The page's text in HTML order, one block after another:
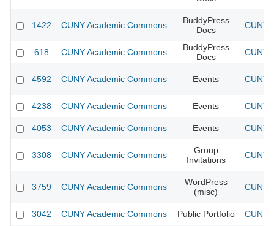
1422 CUNY Academic Commons
BuddyPress
Docs
CUNY
618 CUNY Academic Commons
BuddyPress
Docs
CUNY
4592 CUNY Academic Commons Events CUNY
4238 CUNY Academic Commons Events CUNY
4053 CUNY Academic Commons Events CUNY
3308 CUNY Academic Commons
Group
Invitations
CUNY
3759 CUNY Academic Commons
WordPress
(misc)
CUNY
3042 CUNY Academic Commons Public Portfolio CUNY